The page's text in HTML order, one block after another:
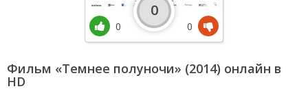
Фильм «Темнее полуночи» (2014) онлайн в
HD
0
0
0